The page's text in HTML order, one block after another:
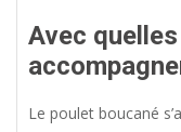
Avec
Le poulet boucané